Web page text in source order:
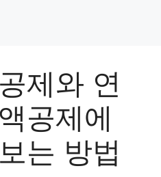
제와 연
공제에
는 방법